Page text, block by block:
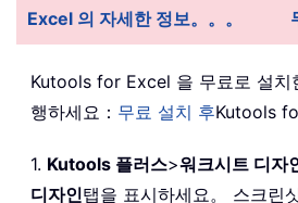
Excel 의 자세한 정보。。。
Kutools for Excel 을 무료로 설치
행하세요： 무료 설치 후Kutools
1. Kutools 플러스>워크시트 디자
디자인탭을 표시하세요。 스크린